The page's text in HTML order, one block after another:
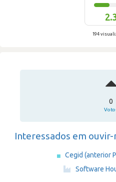
194
0
Interessados em
Cegid (anterior
Software